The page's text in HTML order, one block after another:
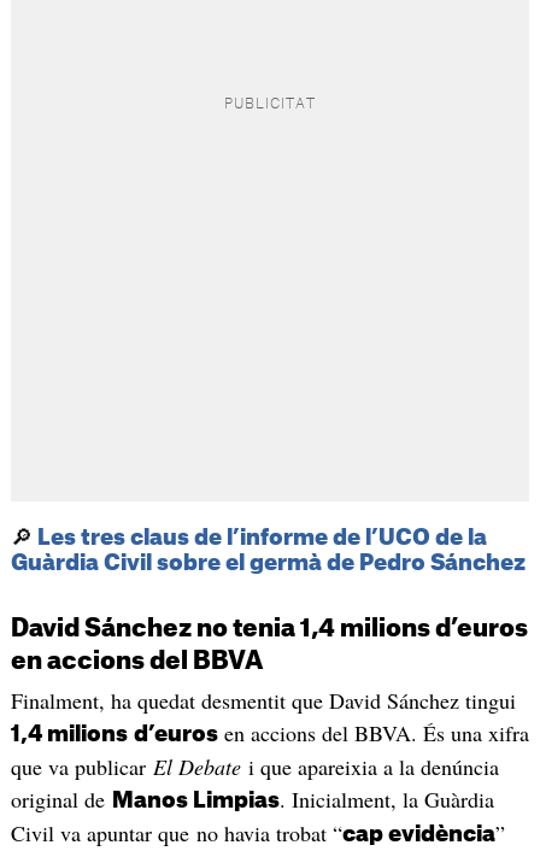
🔎 Les tres claus de l’informe de l’UCO de la
Guàrdia Civil sobre el germà de Pedro Sánchez
David Sánchez no tenia 1,4 milions d’euros
en accions del BBVA
Finalment, ha quedat desmentit que David Sánchez tingui
1,4 milions d’eurosen accions del BBVA. És una xifra
que va publicar El Debatei que apareixia a la denúncia
original de Manos Limpias. Inicialment, la Guàrdia
Civil va apuntar que no havia trobat “cap evidència”